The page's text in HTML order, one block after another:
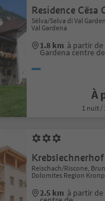
Residence Cësa
Sëlva/Selva di Val
Val Gardena
1.8 km à partir de
Gardena centre de
À
1 nuit /
Krebslechnerhof
Reischach/Riscone,
Dolomites Region
2.5 km à partir